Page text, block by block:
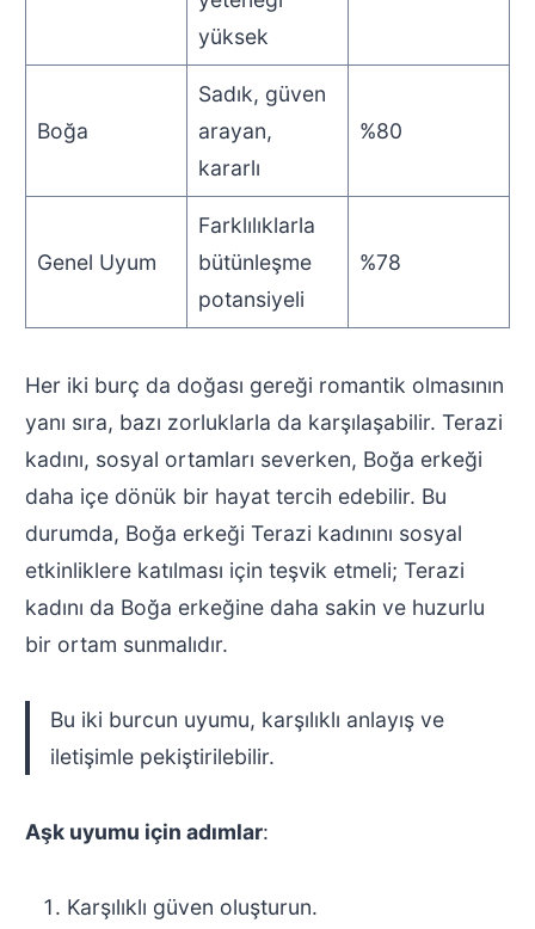
yüksek
Boğa
Sadık, güven
arayan,
kararlı
%80
Genel Uyum
Farklılıklarla
bütünleşme
potansiyeli
%78
Her iki burç da doğası gereği romantik olmasının
yanı sıra, bazı zorluklarla da karşılaşabilir. Terazi
kadını, sosyal ortamları severken, Boğa erkeği
daha içe dönük bir hayat tercih edebilir. Bu
durumda, Boğa erkeği Terazi kadınını sosyal
etkinliklere katılması için teşvik etmeli; Terazi
kadını da Boğa erkeğine daha sakin ve huzurlu
bir ortam sunmalıdır.
Bu iki burcun uyumu, karşılıklı anlayış ve
iletişimle pekiştirilebilir.
Aşk uyumu için adımlar:
Karşılıklı güven oluşturun.